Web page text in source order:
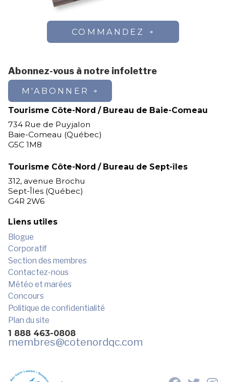
COMMANDEZ
Abonnez-vous à notre infolettre
M'ABONNER
Tourisme Côte-Nord / Bureau de Baie-Comeau
734 Rue de Puyjalon
Baie-Comeau (Québec)
G5C 1M8
Tourisme Côte-Nord / Bureau de Sept-îles
312, avenue Brochu
Sept-Îles (Québec)
G4R 2W6
Liens utiles
Blogue
Corporatif
Section des membres
Contactez-nous
Météo et marées
Concours
Politique de confidentialité
Plan du site
1 888 463-0808
membres@cotenordqc.com